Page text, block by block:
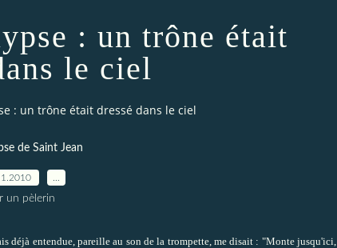
: un trône était
le ciel
: un trône était dressé dans le ciel
de Saint Jean
un pèlerin
déjà entendue, pareille au son de la trompette, me disait : "Monte jusqu'ici,